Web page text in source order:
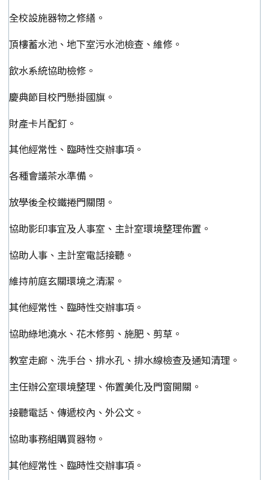
全校設施器物之修繕。
頂樓蓄水池、地下室污水池檢查、維修。
飲水系統協助檢修。
慶典節目校門懸掛國旗。
財產卡片配釘。
其他經常性、臨時性交辦事項。
各種會議茶水準備。
放學後全校鐵捲門關閉。
協助影印事宜及人事室、主計室環境整理佈置。
協助人事、主計室電話接聽。
維持前庭玄關環境之清潔。
其他經常性、臨時性交辦事項。
協助綠地澆水、花木修剪、施肥、剪草。
教室走廊、洗手台、排水孔、排水線檢查及通知清理。
主任辦公室環境整理、佈置美化及門窗開關。
接聽電話、傳遞校內、外公文。
協助事務組購買器物。
其他經常性、臨時性交辦事項。